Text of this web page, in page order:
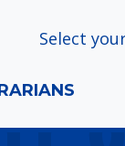
Select